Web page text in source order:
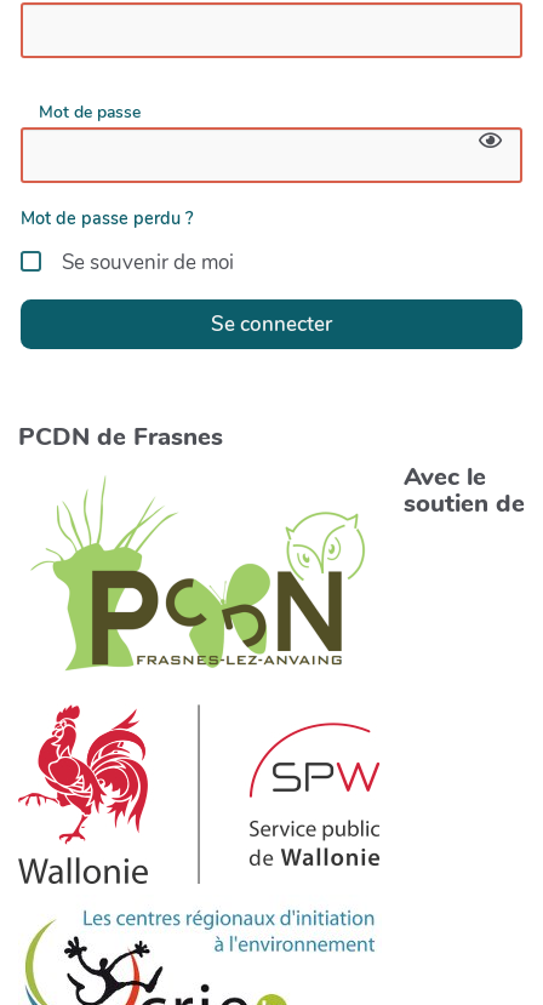
Mot de passe
Mot de passe perdu ?
Se souvenir de moi
Se connecter
PCDN de Frasnes
Avec le
soutien de